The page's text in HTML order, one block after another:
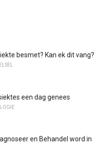
besmet? Kan ek dit vang?
een dag genees
en Behandel word in